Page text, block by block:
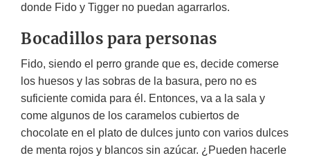
donde Fido y Tigger no puedan agarrarlos.
Bocadillos para personas
Fido, siendo el perro grande que es, decide comerse
los huesos y las sobras de la basura, pero no es
suficiente comida para él. Entonces, va a la sala y
come algunos de los caramelos cubiertos de
chocolate en el plato de dulces junto con varios dulces
de menta rojos y blancos sin azúcar. ¿Pueden hacerle